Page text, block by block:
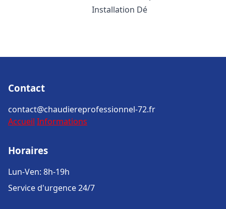
Installation Dé
Contact
contact@chaudiereprofessionnel-72.fr
Accueil Informations
Horaires
Lun-Ven: 8h-19h
Service d'urgence 24/7